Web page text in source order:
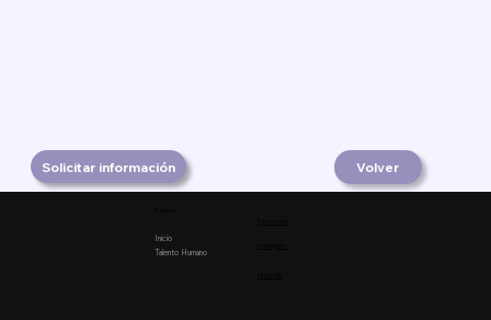
Solicitar información Volver
Inicio
Talento Humano